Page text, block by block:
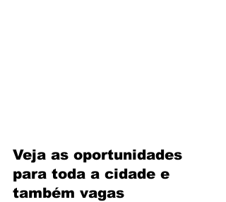
Veja as oportunidades
para toda a cidade e
também vagas